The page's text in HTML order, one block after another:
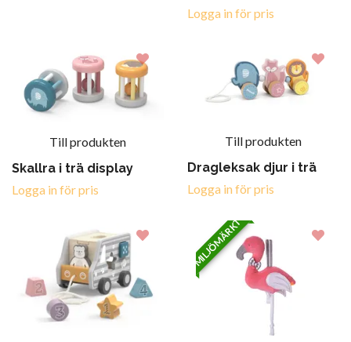
Logga in för pris
Till produkten
Skallra i trä display
Logga in för pris
Till produkten
Dragleksak djur i trä
Logga in för pris
MILJÖMÄRKT